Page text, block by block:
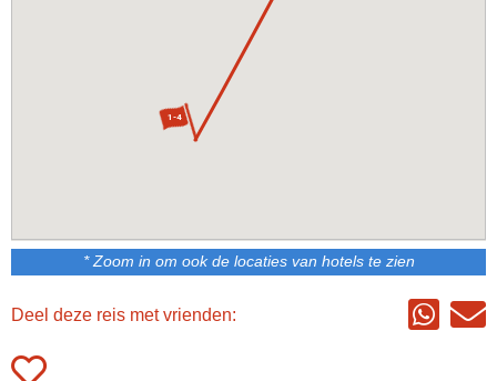
1-4
* Zoom in om ook de locaties van hotels te zien
Deel deze reis met vrienden: